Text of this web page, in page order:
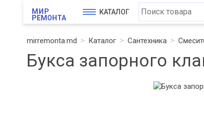
МИР
РЕМОНТА
КАТАЛОГ
mirremonta.md Каталог Сантехника
Букса запорного